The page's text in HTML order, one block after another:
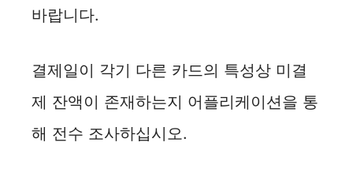
바랍니다.
결제일이 각기 다른 카드의 특성상 미결
제 잔액이 존재하는지 어플리케이션을 통
해 전수 조사하십시오.